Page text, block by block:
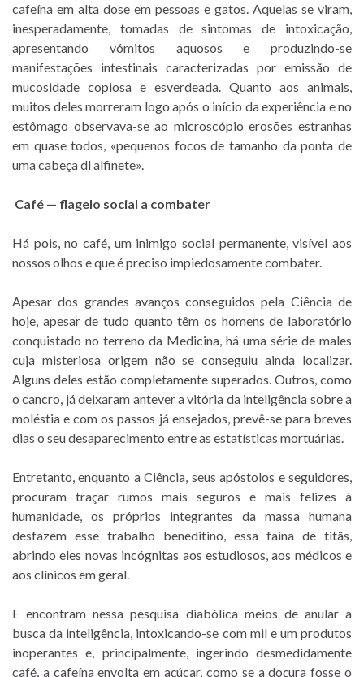
cafeína em alta dose em pessoas e gatos. Aquelas se viram,
inesperadamente, tomadas de sintomas de intoxicação,
apresentando vómitos aquosos e produzindo-se
manifestações intestinais caracterizadas por emissão de
mucosidade copiosa e esverdeada. Quanto aos animais,
muitos deles morreram logo após o início da experiência e no
estômago observava-se ao microscópio erosões estranhas
em quase todos, «pequenos focos de tamanho da ponta de
uma cabeça dl alfinete».
Café — flagelo social a combater
Há pois, no café, um inimigo social permanente, visível aos
nossos olhos e que é preciso impiedosamente combater.
Apesar dos grandes avanços conseguidos pela Ciência de
hoje, apesar de tudo quanto têm os homens de laboratório
conquistado no terreno da Medicina, há uma série de males
cuja misteriosa origem não se conseguiu ainda localizar.
Alguns deles estão completamente superados. Outros, como
o cancro, já deixaram antever a vitória da inteligência sobre a
moléstia e com os passos já ensejados, prevê-se para breves
dias o seu desaparecimento entre as estatísticas mortuárias.
Entretanto, enquanto a Ciência, seus apóstolos e seguidores,
procuram traçar rumos mais seguros e mais felizes à
humanidade, os próprios integrantes da massa humana
desfazem esse trabalho beneditino, essa faina de titãs,
abrindo eles novas incógnitas aos estudiosos, aos médicos e
aos clínicos em geral.
E encontram nessa pesquisa diabólica meios de anular a
busca da inteligência, intoxicando-se com mil e um produtos
inoperantes e, principalmente, ingerindo desmedidamente
café, a cafeína envolta em açúcar, como se a doçura fosse o